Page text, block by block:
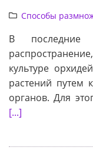
Способы
В
культуре
растений путем
органов. Для
[...]